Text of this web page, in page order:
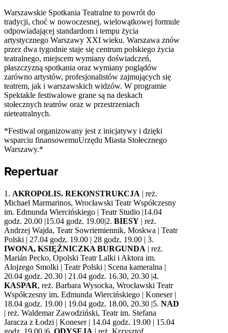
Warszawskie Spotkania Teatralne to powrót do
tradycji, choć w nowoczesnej, wielowątkowej formule
odpowiadającej standardom i tempu życia
artystycznego Warszawy XXI wieku. Warszawa znów
przez dwa tygodnie staje się centrum polskiego życia
teatralnego, miejscem wymiany doświadczeń,
płaszczyzną spotkania oraz wymiany poglądów
zarówno artystów, profesjonalistów zajmujących się
teatrem, jak i warszawskich widzów. W programie
Spektakle festiwalowe grane są na deskach
stołecznych teatrów oraz w przestrzeniach
nieteatralnych.
*Festiwal organizowany jest z inicjatywy i dzięki
wsparciu finansowemuUrzędu Miasta Stołecznego
Warszawy.*
Repertuar
1. AKROPOLIS. REKONSTRUKCJA | reż.
Michael Marmarinos, Wrocławski Teatr Współczesny
im. Edmunda Wiercińskiego | Teatr Studio |14.04
godz. 20.00 |15.04 godz. 19.00|2. BIESY | reż.
Andrzej Wajda, Teatr Sowriemiennik, Moskwa | Teatr
Polski | 27.04 godz. 19.00 | 28 godz. 19.00 | 3.
IWONA, KSIĘŻNICZKA BURGUNDA | reż.
Marián Pecko, Opolski Teatr Lalki i Aktora im.
Alojzego Smolki | Teatr Polski | Scena kameralna |
20.04 godz. 20.30 | 21.04 godz. 16.30, 20.30 |4.
KASPAR, reż. Barbara Wysocka, Wrocławski Teatr
Współczesny im. Edmunda Wiercińskiego | Koneser |
18.04 godz. 19.00 | 19.04 godz. 18.00, 20.30 |5. NAD
| reż. Waldemar Zawodziński, Teatr im. Stefana
Jaracza z Łodzi | Koneser | 14.04 godz. 19.00 | 15.04
godz. 19.00 |6. ODYSEJA | reż. Krzysztof